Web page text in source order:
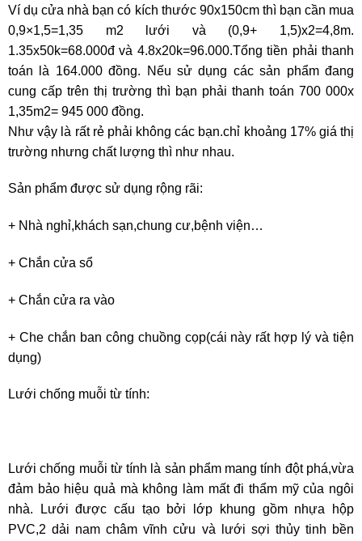
Ví dụ cửa nhà bạn có kích thước 90x150cm thì bạn cần mua
0,9×1,5=1,35 m2 lưới và (0,9+ 1,5)x2=4,8m.
1.35x50k=68.000đ và 4.8x20k=96.000.Tổng tiền phải thanh
toán là 164.000 đồng. Nếu sử dụng các sản phẩm đang
cung cấp trên thị trường thì bạn phải thanh toán 700 000x
1,35m2= 945 000 đồng.
Như vậy là rất rẻ phải không các bạn.chỉ khoảng 17% giá thị
trường nhưng chất lượng thì như nhau.
Sản phẩm được sử dụng rộng rãi:
+ Nhà nghỉ,khách sạn,chung cư,bệnh viện…
+ Chắn cửa sổ
+ Chắn cửa ra vào
+ Che chắn ban công chuồng cọp(cái này rất hợp lý và tiện
dụng)
Lưới chống muỗi từ tính:
Lưới chống muỗi từ tính là sản phẩm mang tính đột phá,vừa
đảm bảo hiệu quả mà không làm mất đi thẩm mỹ của ngôi
nhà. Lưới được cấu tạo bởi lớp khung gồm nhựa hộp
PVC,2 dải nam châm vĩnh cửu và lưới sợi thủy tinh bền